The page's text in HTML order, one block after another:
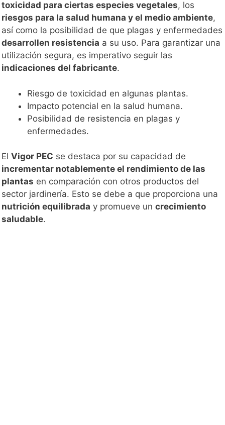
toxicidad para ciertas especies vegetales, los
riesgos para la salud humana y el medio ambiente,
así como la posibilidad de que plagas y enfermedades
desarrollen resistencia a su uso. Para garantizar una
utilización segura, es imperativo seguir las
indicaciones del fabricante.
Riesgo de toxicidad en algunas plantas.
Impacto potencial en la salud humana.
Posibilidad de resistencia en plagas y
enfermedades.
El Vigor PEC se destaca por su capacidad de
incrementar notablemente el rendimiento de las
plantas en comparación con otros productos del
sector jardinería. Esto se debe a que proporciona una
nutrición equilibrada y promueve un crecimiento
saludable.